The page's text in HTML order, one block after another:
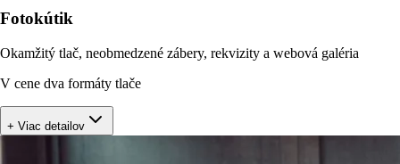
Fotokútik
Okamžitý tlač, neobmedzené zábery, rekvizity a webová galéria
V cene dva formáty tlače
+ Viac detailov